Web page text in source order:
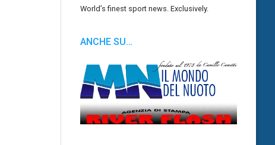
World’s finest sport news. Exclusively.
ANCHE SU…